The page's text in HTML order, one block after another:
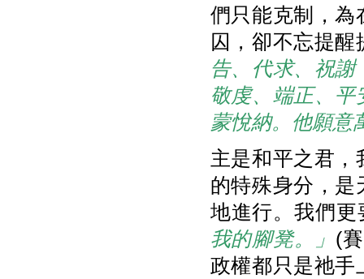
們只能克制，為
囚，卻不忘提
告、代求、祝
敬虔、端正、
蒙悅納。他願意
主是和平之君，
的特殊身分，是
地進行。我們
我的腳凳。」 (
政權都只是祂手